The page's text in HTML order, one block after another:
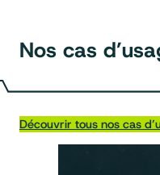
Nos cas
Découvrir tous nos cas